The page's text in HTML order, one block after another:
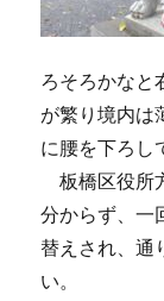
ろそろかなと
が繁り境内は
に腰を下ろし
板橋区役所
分からず、一
替えされ、通
い。